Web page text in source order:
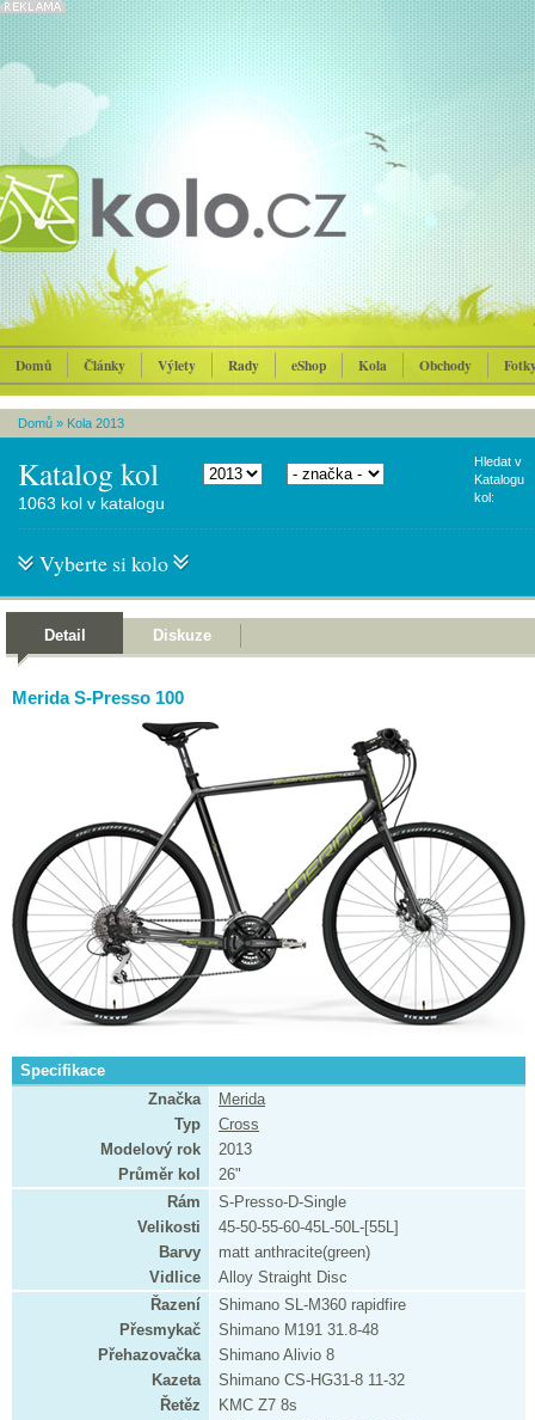
Domů Články Výlety Rady eShop Kola Obchody
Domů » Kola 2013
Katalog kol
Hledat v
Katalogu
kol:
1063 kol v katalogu
Vyberte si kolo
Detail Diskuze
Merida S-Presso 100
Specifikace
Značka
Merida
Typ
Cross
Modelový rok
2013
Průměr kol
26"
Rám
S-Presso-D-Single
Velikosti
45-50-55-60-45L-50L-[55L]
Barvy
matt anthracite(green)
Vidlice
Alloy Straight Disc
Řazení
Shimano SL-M360 rapidfire
Přesmykač
Shimano M191 31.8-48
Přehazovačka
Shimano Alivio 8
Kazeta
Shimano CS-HG31-8 11-32
Řetěz
KMC Z7 8s